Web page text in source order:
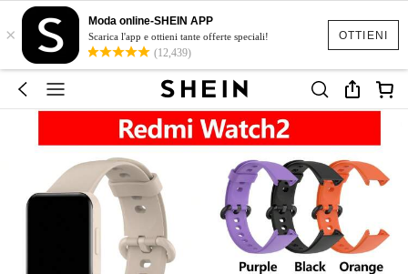
OTTIENI
×
Moda online-SHEIN APP
Scarica l'app e ottieni tante offerte speciali!
(12,439)